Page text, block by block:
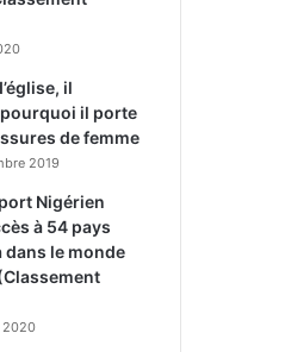
il
il porte
de femme
2019
Nigérien
à 54 pays
dans le monde
2020